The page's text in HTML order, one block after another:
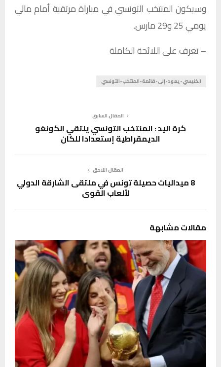
وسيكون المنتخب التونسي في مباراة مرتقبة أمام مالي
يومي 25 و29 مارس.
– تعرف على اللائحة الكاملة
الخنيسي-يعود-إلى-قائمة-المنتخب-التونسي
المقال السابق
كرة اليد : المنتخب التونسي يلتقي الكونغو
الديمقراطية إستعدادا للكان
المقال اللاحق
8 ميداليات حصيلة تونس في ملتقى الشارقة الدولي
لألعاب القوى
مقالات مشابهة